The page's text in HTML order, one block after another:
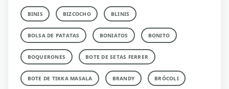
BINIS BIZCOCHO BLINIS
BOLSA DE PATATAS BONIATOS BONITO
BOQUERONES BOTE DE SETAS FERRER
BOTE DE TIKKA MASALA BRANDY BRÓCOLI